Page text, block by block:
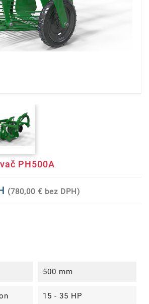
PH500A
(780,00 € bez DPH)
500 mm
15 - 35 HP